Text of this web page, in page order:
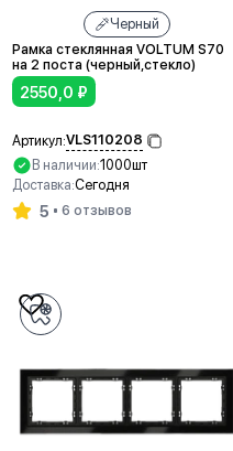
Черный
Рамка стеклянная VOLTUM S70
на 2 поста (черный,стекло)
2550,0 ₽
Артикул:VLS110208
В наличии:1000шт
Доставка:Сегодня
5 6 отзывов